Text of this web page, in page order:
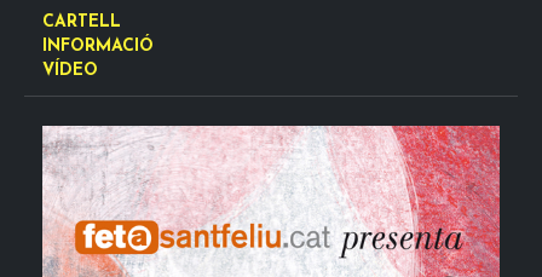
CARTELL
INFORMACIÓ
VÍDEO